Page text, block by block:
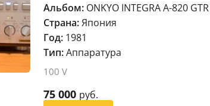
Альбом: ONKYO INTEGRA A-820 GTR
Страна:Япония
Год: 1981
Тип:Аппаратура
100 V
75 000 руб.